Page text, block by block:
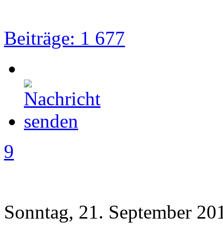
Beiträge: 1 677
9
Sonntag, 21. September